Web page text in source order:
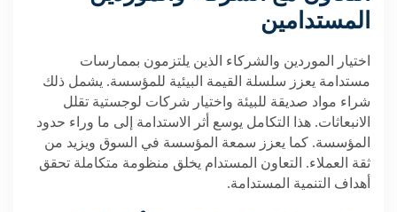
المستدامين
اختيار الموردين والشركاء الذين يلتزمون بممارسات
مستدامة يعزز سلسلة القيمة البيئية للمؤسسة. يشمل ذلك
شراء مواد صديقة للبيئة واختيار شركات لوجستية تقلل
الانبعاثات. هذا التكامل يوسع أثر الاستدامة إلى ما وراء حدود
المؤسسة. كما يعزز سمعة المؤسسة في السوق ويزيد من
ثقة العملاء. التعاون المستدام يخلق منظومة متكاملة تحقق
أهداف التنمية المستدامة.